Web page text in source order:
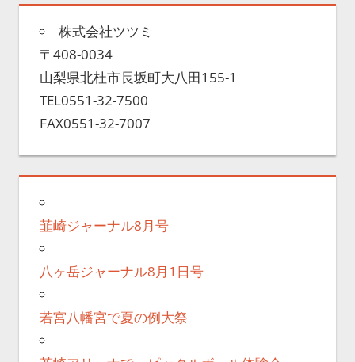
株式会社ツツミ
〒408-0034
山梨県北杜市長坂町大八田155-1
TEL0551-32-7500
FAX0551-32-7007
韮崎ジャーナル8月号
八ヶ岳ジャーナル8月1日号
若宮八幡宮で夏の例大祭